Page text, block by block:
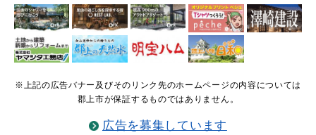
※上記の広告バナー及びそのリンク先のホームページの内容については
郡上市が保証するものではありません。
広告を募集しています